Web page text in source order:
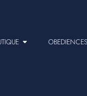
OBEDIENCES